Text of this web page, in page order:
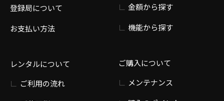
登録局について
お支払い方法
レンタルについて
ご利用の流れ
金額から探す
機能から探す
ご購入について
メンテナンス